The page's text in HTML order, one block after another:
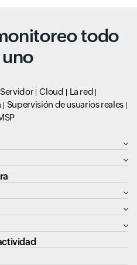
todo
Servidor Cloud
La red
Supervisión de usuarios reales